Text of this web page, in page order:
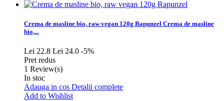
Crema de masline bio, raw vegan 120g Rapunzel Crema de masline
bio,...
Lei 22.8 Lei 24.0 -5%
Pret redus
1 Review(s)
In stoc
Adauga in cos Detalii complete
Add to Wishlist